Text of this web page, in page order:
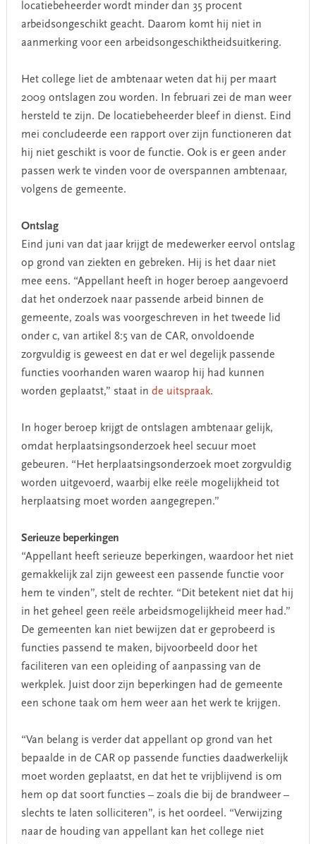
locatiebeheerder wordt minder dan 35 procent
arbeidsongeschikt geacht. Daarom komt hij niet in
aanmerking voor een arbeidsongeschiktheidsuitkering.
Het college liet de ambtenaar weten dat hij per maart
2009 ontslagen zou worden. In februari zei de man weer
hersteld te zijn. De locatiebeheerder bleef in dienst. Eind
mei concludeerde een rapport over zijn functioneren dat
hij niet geschikt is voor de functie. Ook is er geen ander
passen werk te vinden voor de overspannen ambtenaar,
volgens de gemeente.
Ontslag
Eind juni van dat jaar krijgt de medewerker eervol ontslag
op grond van ziekten en gebreken. Hij is het daar niet
mee eens. “Appellant heeft in hoger beroep aangevoerd
dat het onderzoek naar passende arbeid binnen de
gemeente, zoals was voorgeschreven in het tweede lid
onder c, van artikel 8:5 van de CAR, onvoldoende
zorgvuldig is geweest en dat er wel degelijk passende
functies voorhanden waren waarop hij had kunnen
worden geplaatst,” staat in de uitspraak.
In hoger beroep krijgt de ontslagen ambtenaar gelijk,
omdat herplaatsingsonderzoek heel secuur moet
gebeuren. “Het herplaatsingsonderzoek moet zorgvuldig
worden uitgevoerd, waarbij elke reële mogelijkheid tot
herplaatsing moet worden aangegrepen.”
Serieuze beperkingen
“Appellant heeft serieuze beperkingen, waardoor het niet
gemakkelijk zal zijn geweest een passende functie voor
hem te vinden”, stelt de rechter. “Dit betekent niet dat hij
in het geheel geen reële arbeidsmogelijkheid meer had.”
De gemeenten kan niet bewijzen dat er geprobeerd is
functies passend te maken, bijvoorbeeld door het
faciliteren van een opleiding of aanpassing van de
werkplek. Juist door zijn beperkingen had de gemeente
een schone taak om hem weer aan het werk te krijgen.
“Van belang is verder dat appellant op grond van het
bepaalde in de CAR op passende functies daadwerkelijk
moet worden geplaatst, en dat het te vrijblijvend is om
hem op dat soort functies – zoals die bij de brandweer –
slechts te laten solliciteren”, is het oordeel. “Verwijzing
naar de houding van appellant kan het college niet